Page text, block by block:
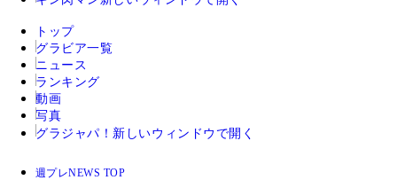
トップ
グラビア一覧
ニュース
ランキング
動画
写真
グラジャパ！ 新しいウィンドウで開く
週プレNEWS TOP